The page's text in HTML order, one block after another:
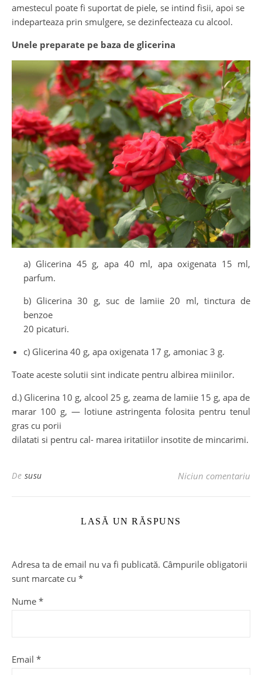
amestecul poate fi suportat de piele, se intind fisii, apoi se
indeparteaza prin smulgere, se dezinfecteaza cu alcool.
Unele preparate pe baza de glicerina
a) Glicerina 45 g, apa 40 ml, apa oxigenata 15 ml,
parfum.
b) Glicerina 30 g, suc de lamiie 20 ml, tinctura de
benzoe
20 picaturi.
c) Glicerina 40 g, apa oxigenata 17 g, amoniac 3 g.
Toate aceste solutii sint indicate pentru albirea miinilor.
d.) Glicerina 10 g, alcool 25 g, zeama de lamiie 15 g, apa de
marar 100 g, — lotiune astringenta folosita pentru tenul
gras cu porii
dilatati si pentru cal- marea iritatiilor insotite de mincarimi.
De susu Niciun comentariu
LASĂ UN RĂSPUNS
Adresa ta de email nu va fi publicată. Câmpurile obligatorii
sunt marcate cu *
Nume *
Email *